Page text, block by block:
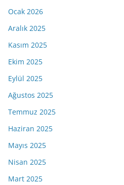
Ocak 2026
Aralık 2025
Kasım 2025
Ekim 2025
Eylül 2025
Ağustos 2025
Temmuz 2025
Haziran 2025
Mayıs 2025
Nisan 2025
Mart 2025